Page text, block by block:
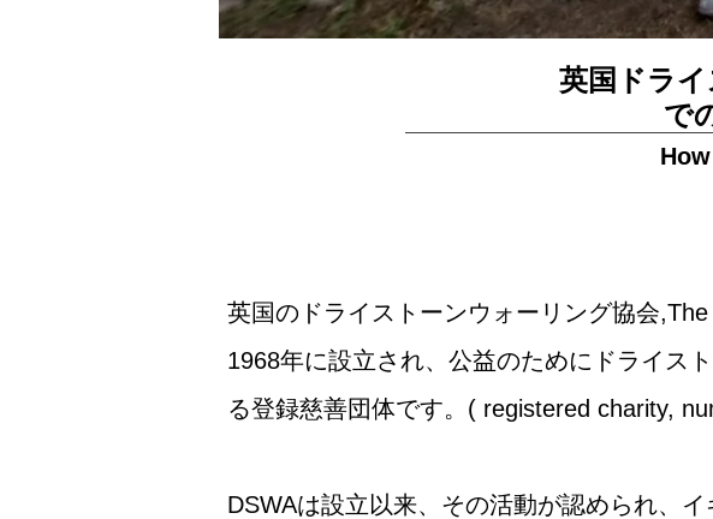
英国ドラ
で
英国のドライストーンウォーリング協会
1968年に設立され、公益のためにドライス
る登録慈善団体です。( registered charity,
DSWAは設立以来、その活動が認められ、